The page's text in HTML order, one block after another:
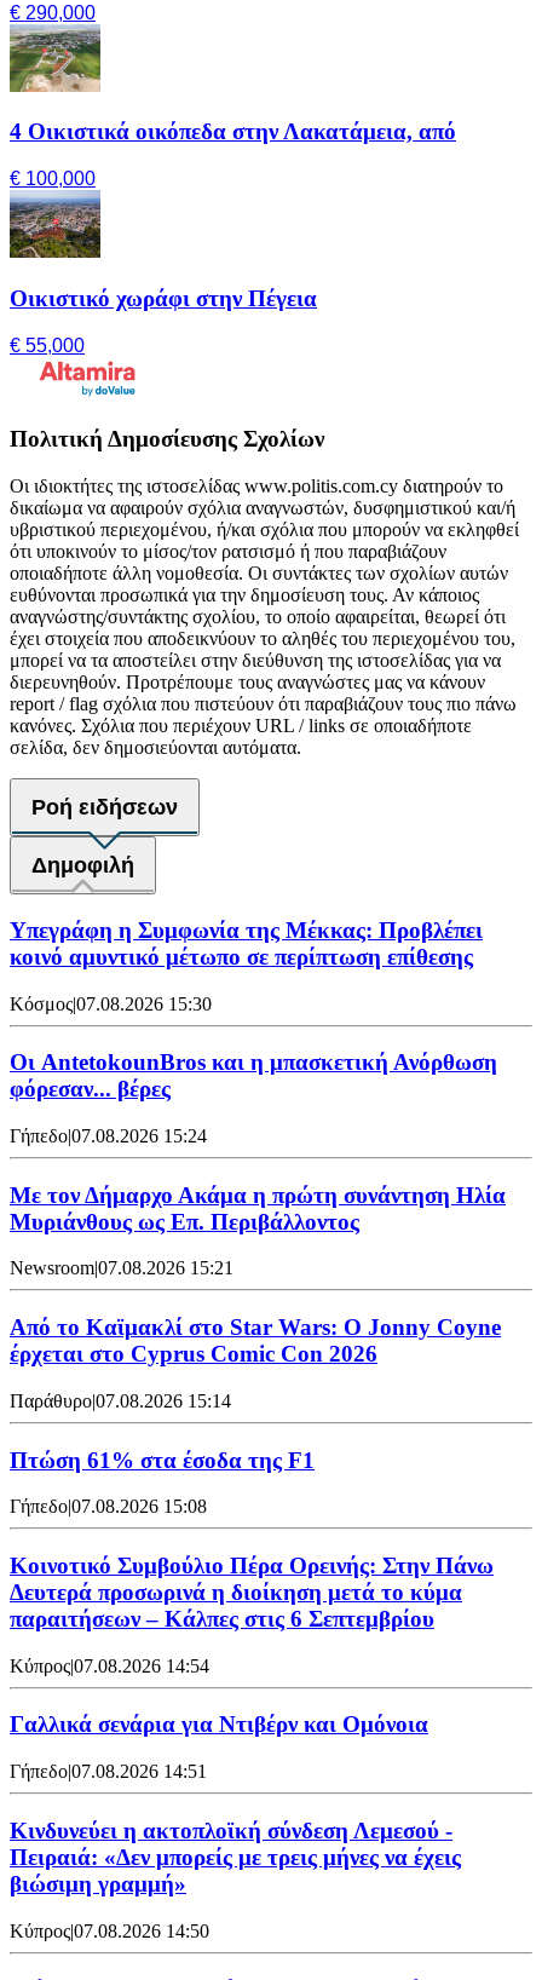
€ 290,000
4 Οικιστικά οικόπεδα στην Λακατάμεια, από
€ 100,000
Οικιστικό χωράφι στην Πέγεια
€ 55,000
Πολιτική Δημοσίευσης Σχολίων
Οι ιδιοκτήτες της ιστοσελίδας www.politis.com.cy διατηρούν το
δικαίωμα να αφαιρούν σχόλια αναγνωστών, δυσφημιστικού και/ή
υβριστικού περιεχομένου, ή/και σχόλια που μπορούν να εκληφθεί
ότι υποκινούν το μίσος/τον ρατσισμό ή που παραβιάζουν
οποιαδήποτε άλλη νομοθεσία. Οι συντάκτες των σχολίων αυτών
ευθύνονται προσωπικά για την δημοσίευση τους. Αν κάποιος
αναγνώστης/συντάκτης σχολίου, το οποίο αφαιρείται, θεωρεί ότι
έχει στοιχεία που αποδεικνύουν το αληθές του περιεχομένου του,
μπορεί να τα αποστείλει στην διεύθυνση της ιστοσελίδας για να
διερευνηθούν. Προτρέπουμε τους αναγνώστες μας να κάνουν
report / flag σχόλια που πιστεύουν ότι παραβιάζουν τους πιο πάνω
κανόνες. Σχόλια που περιέχουν URL / links σε οποιαδήποτε
σελίδα, δεν δημοσιεύονται αυτόματα.
Ροή ειδήσεων
Δημοφιλή
Υπεγράφη η Συμφωνία της Μέκκας: Προβλέπει
κοινό αμυντικό μέτωπο σε περίπτωση επίθεσης
Κόσμος|07.08.2026 15:30
Oι AntetokounBros και η μπασκετική Ανόρθωση
φόρεσαν... βέρες
Γήπεδο|07.08.2026 15:24
Με τον Δήμαρχο Ακάμα η πρώτη συνάντηση Ηλία
Μυριάνθους ως Επ. Περιβάλλοντος
Newsroom|07.08.2026 15:21
Από το Καϊμακλί στο Star Wars: Ο Jonny Coyne
έρχεται στο Cyprus Comic Con 2026
Παράθυρο|07.08.2026 15:14
Πτώση 61% στα έσοδα της F1
Γήπεδο|07.08.2026 15:08
Κοινοτικό Συμβούλιο Πέρα Ορεινής: Στην Πάνω
Δευτερά προσωρινά η διοίκηση μετά το κύμα
παραιτήσεων – Κάλπες στις 6 Σεπτεμβρίου
Κύπρος|07.08.2026 14:54
Γαλλικά σενάρια για Ντιβέρν και Ομόνοια
Γήπεδο|07.08.2026 14:51
Κινδυνεύει η ακτοπλοϊκή σύνδεση Λεμεσού -
Πειραιά: «Δεν μπορείς με τρεις μήνες να έχεις
βιώσιμη γραμμή»
Κύπρος|07.08.2026 14:50